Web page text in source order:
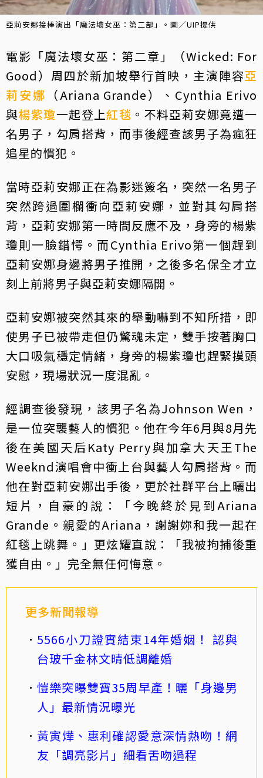
亞莉安娜接棒演出「魔法壞女巫：第二部」。圖／UIP提供
電影「魔法壞女巫：第二章」（Wicked: For
Good）周四於新加坡舉行首映，主演陣容亞
莉安娜 （Ariana Grande）、Cynthia Erivo
與楊紫瓊一起登上紅毯 。不料亞莉安娜竟遭一
名男子，勾肩搭背，而事後經查該男子為瘋狂
追星的慣犯。
當時亞莉安娜正在為影迷簽名，突然一名男子
突然跨過圍欄衝向亞莉安娜，並對其勾肩搭
背，亞莉安娜第一時間反應不及，身旁的楊紫
瓊則一臉錯愕。而Cynthia Erivo第一個趕到
亞莉安娜身邊將男子推開，之後多名保全才立
刻上前將男子與亞莉安娜隔開。
亞莉安娜被突然其來的舉動嚇到不知所措，即
使男子已被帶走但仍驚魂未定，雙手按著胸口
大口吸氣穩定情緒，身旁的楊紫瓊也趕緊摸頭
安慰，現場狀況一度混亂。
經調查後發現，該男子名為Johnson Wen，
是一位突襲藝人的慣犯。他在今年6月與8月先
後在美國天后Katy Perry與加拿大天王The
Weeknd演唱會中衝上台與藝人勾肩搭背。而
他在對亞莉安娜出手後，更於社群平台上曬出
短片，自豪的說：「今晚終於見到Ariana
Grande。親愛的Ariana，謝謝妳和我一起在
紅毯上跳舞。」更炫耀直說：「我被拘捕後重
獲自由。」完全無任何悔意。
更多新聞報導
5566小刀證實結束14年婚姻！ 認與
台玻千金林文晴低調離婚
愷樂突曝雙寶35周早產！曬「身邊男
人」最新情況曝光
黃寅燁、惠利確認愛意深情熱吻！網
友「調亮影片」細看舌吻過程